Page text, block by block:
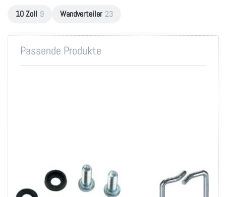
10 Zoll 9 Wandverteiler 23
Passende Produkte
Montageset M6 für
19 Zoll-Technik
Rangierbügel
40x80mm, vertikale